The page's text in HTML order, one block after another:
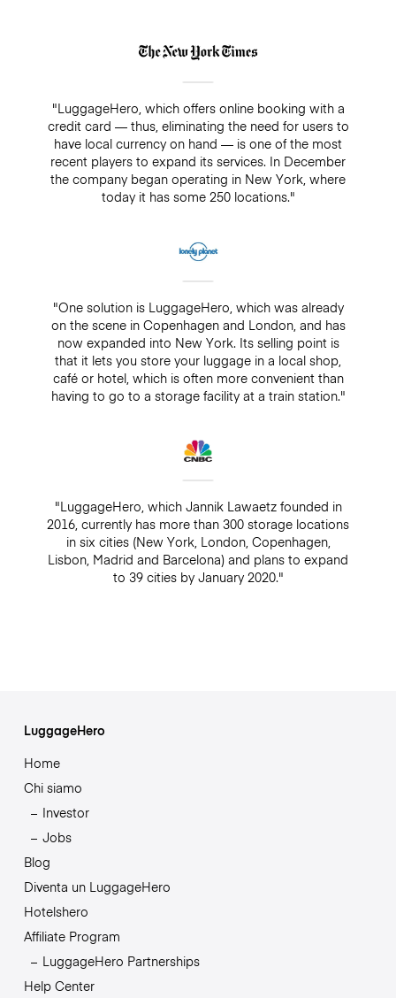
"LuggageHero, which offers online booking with a
credit card — thus, eliminating the need for users to
have local currency on hand — is one of the most
recent players to expand its services. In December
the company began operating in New York, where
today it has some 250 locations."
"One solution is LuggageHero, which was already
on the scene in Copenhagen and London, and has
now expanded into New York. Its selling point is
that it lets you store your luggage in a local shop,
café or hotel, which is often more convenient than
having to go to a storage facility at a train station."
"LuggageHero, which Jannik Lawaetz founded in
2016, currently has more than 300 storage locations
in six cities (New York, London, Copenhagen,
Lisbon, Madrid and Barcelona) and plans to expand
to 39 cities by January 2020."
LuggageHero
Home
Chi siamo
Investor
Jobs
Blog
Diventa un LuggageHero
Hotelshero
Affiliate Program
LuggageHero Partnerships
Help Center